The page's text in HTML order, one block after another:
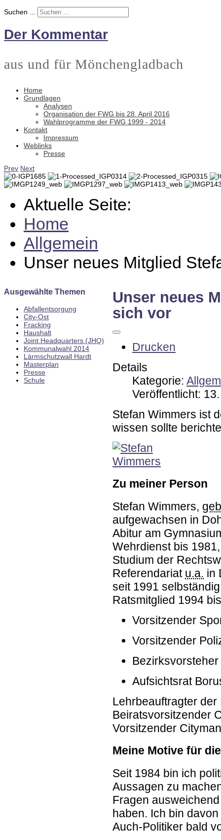
Suchen ...
Der Kommentar
aus und für Mönchengladbach
Home
Grundlagen
Analysen
Organisation der FWG bis 28. April 2016
Wahlprogramme der FWG 1999 - 2014
Kontakt
Impressum
Weblinks
Presse
Prev Next
Aktuelle Seite:
Home
Allgemein
Unser neues Mitglied
Ausgewählte Themen
Abfallentsorgung
City-Ost
Fracking
Haushalt
Joint Headquarters (JHQ)
Kommunalwahl 2014
Lärmschutzwall Hardt
Masterplan
Presse
Schule
Unser neues
sich vor
Drucken
Details
Kategorie:
Veröffentlicht:
Stefan Wimmers ist
wissen sollte
Zu meiner Person
Stefan Wimmers,
aufgewachsen in
Abitur am
Wehrdienst bis 1981,
Studium der
Referendariat u.a. in
seit 1991
Ratsmitglied 1994
Vorsitzender
Vorsitzender
Bezirksvorsteher
Aufsichtsrat
Lehrbeauftragter
Beiratsvorsitzender
Vorsitzender
Meine Motive für
Seit 1984 bin ich
Aussagen zu
Fragen
haben. Ich bin
Auch-Politiker bald